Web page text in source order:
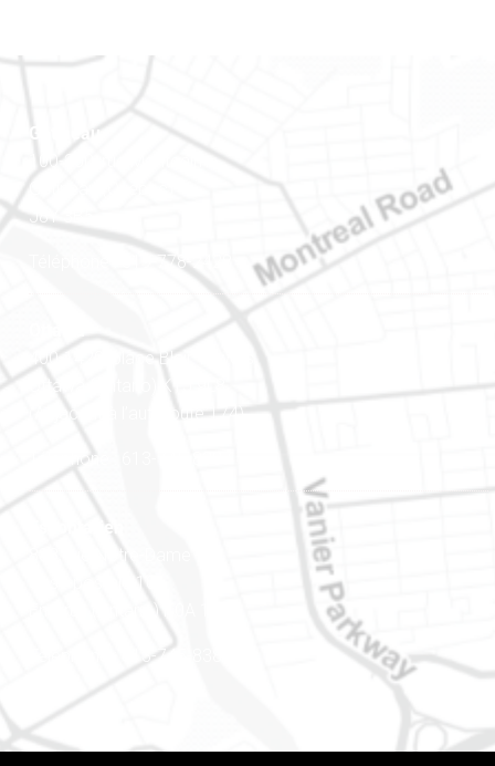
Gatineau
100-200, rue Montcalm
Gatineau (Québec)
J8Y 3B5
Téléphone : 819-778-2428
400-1420, place Blair Towers
Ottawa (Ontario) K1J 9L8
(Adjacent à l’autoroute 174)
Téléphone : 613-745-8387
Est ontarien
888, rue Notre-Dame
Case postale 101
Embrun (Ontario) K0A 1W1
Téléphone : 613-745-8387